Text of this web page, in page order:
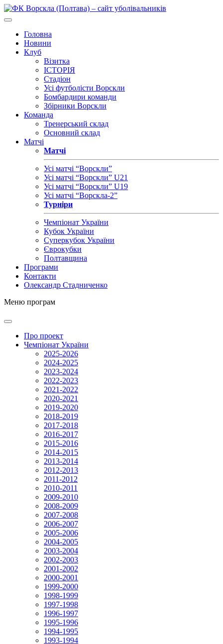
Головна
Новини
Клуб
Візитка
ІСТОРІЯ
Стадіон
Усі футболісти Ворскли
Бомбардири команди
Збірники Ворскли
Команда
Тренерський склад
Основний склад
Матчі
Матчі
Усі матчі “Ворскли”
Усі матчі “Ворскли” U21
Усі матчі “Ворскли” U19
Усі матчі “Ворскла-2”
Турніри
Чемпіонат України
Кубок України
Суперкубок України
Єврокубки
Полтавщина
Програми
Контакти
Олександр Стадниченко
Меню програм
Про проект
Чемпіонат України
2025-2026
2024-2025
2023-2024
2022-2023
2021-2022
2020-2021
2019-2020
2018-2019
2017-2018
2016-2017
2015-2016
2014-2015
2013-2014
2012-2013
2011-2012
2010-2011
2009-2010
2008-2009
2007-2008
2006-2007
2005-2006
2004-2005
2003-2004
2002-2003
2001-2002
2000-2001
1999-2000
1998-1999
1997-1998
1996-1997
1995-1996
1994-1995
1993-1994